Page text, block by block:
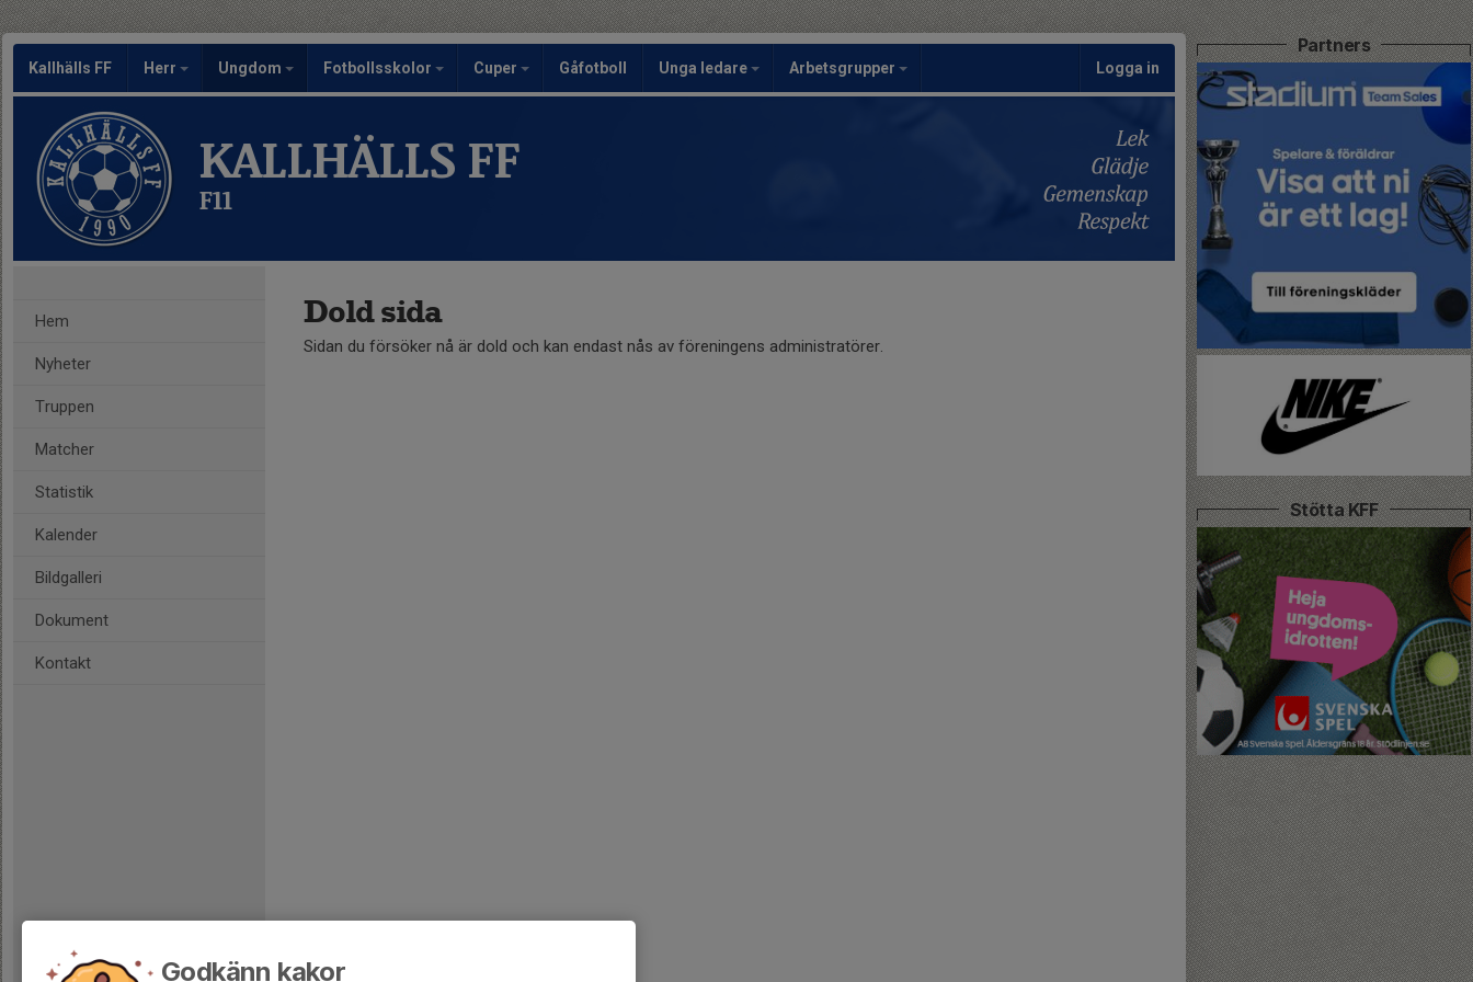
Kallhälls FF Herr Ungdom Fotbollsskolor Cuper Gåfotboll Unga ledare Arbetsgrupper Logga in
KALLHÄLLS FF
F11
Hem
Nyheter
Truppen
Matcher
Statistik
Kalender
Bildgalleri
Dokument
Kontakt
Dold sida
Sidan du försöker nå är dold och kan endast nås av föreningens administratörer.
Partners
Stötta KFF
Godkänn kakor